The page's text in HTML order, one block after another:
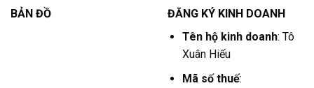
BẢN ĐỒ
ĐĂNG KÝ KINH DOANH
Tên hộ kinh doanh: Tô
Xuân Hiếu
Mã số thuế: